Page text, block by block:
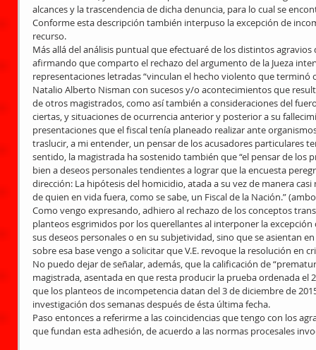
alcances y la trascendencia de dicha denuncia, para lo cual se
Conforme esta descripción también interpuso la excepción de
recurso.
Más allá del análisis puntual que efectuaré de los distintos
afirmando que comparto el rechazo del argumento de la Jueza
representaciones letradas “vinculan el hecho violento que terminó
Natalio Alberto Nisman con sucesos y/o acontecimientos que
de otros magistrados, como así también a consideraciones del
ciertas, y situaciones de ocurrencia anterior y posterior a su
presentaciones que el fiscal tenía planeado realizar ante
traslucir, a mi entender, un pensar de los acusadores particulares
sentido, la magistrada ha sostenido también que “el pensar de los
bien a deseos personales tendientes a lograr que la encuesta
dirección: La hipótesis del homicidio, atada a su vez de manera
de quien en vida fuera, como se sabe, un Fiscal de la Nación.”
Como vengo expresando, adhiero al rechazo de los conceptos
planteos esgrimidos por los querellantes al interponer la
sus deseos personales o en su subjetividad, sino que se asientan
sobre esa base vengo a solicitar que V.E. revoque la resolución en
No puedo dejar de señalar, además, que la calificación de
magistrada, asentada en que resta producir la prueba ordenada el
que los planteos de incompetencia datan del 3 de diciembre de
investigación dos semanas después de ésta última fecha.
Paso entonces a referirme a las coincidencias que tengo con los
que fundan esta adhesión, de acuerdo a las normas procesales